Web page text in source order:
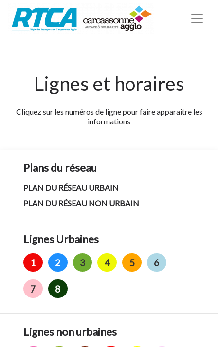
Lignes et horaires
Cliquez sur les numéros de ligne pour faire apparaître les
informations
Plans du réseau
PLAN DU RÉSEAU URBAIN
PLAN DU RÉSEAU NON URBAIN
Lignes Urbaines
1 2 3 4 5 6
7 8
Lignes non urbaines